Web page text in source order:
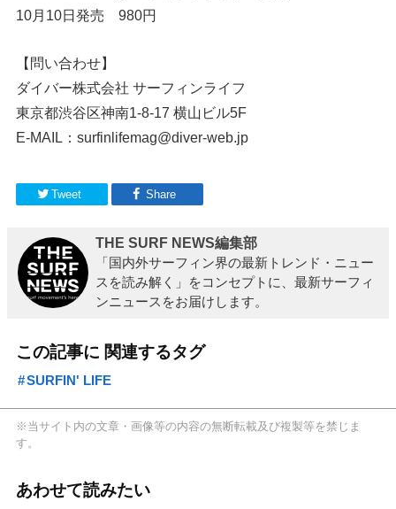
10月10日発売 980円
【問い合わせ】
ダイバー株式会社 サーフィンライフ
東京都渋谷区神南1-8-17 横山ビル5F
E-MAIL：surfinlifemag@diver-web.jp
Tweet Share
THE SURF NEWS編集部
「国内外サーフィン界の最新トレンド・ニュー
スを読み解く」をコンセプトに、最新サーフィ
ンニュースをお届けします。
この記事に 関連するタグ
SURFIN' LIFE
※当サイト内の文章・画像等の内容の無断転載及び複製等を禁じま
す。
あわせて読みたい